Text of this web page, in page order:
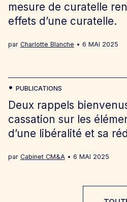
mesure de curatelle
effets d’une curatelle.
par Charlotte Blanche 6 MAI 2025
Deux rappels
cassation sur les
d’une libéralité et sa
par Cabinet CM&A 6 MAI 2025
PUBLICATIONS